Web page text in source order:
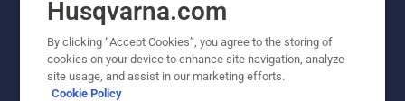
PROFESIONÁLNÍ
Husqvarna.com
By clicking “Accept Cookies”, you agree to the storing of
cookies on your device to enhance site navigation, analyze
site usage, and assist in our marketing efforts.
Cookie Policy